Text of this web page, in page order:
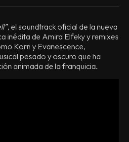
, el soundtrack oficial de la nueva
inédita de Amira Elfeky y remixes
Korn y Evanescence,
pesado y oscuro que ha
animada de la franquicia.